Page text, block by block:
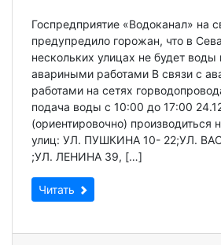
Госпредприятие «Водоканал» на
предупредило горожан, что в
нескольких улицах не будет воды
авариными работами В связи с
работами на сетях
подача воды c 10:00 до 17:00
(ориентировочно) производиться
улиц: УЛ. ПУШКИНА 10- 22;УЛ.
;УЛ. ЛЕНИНА 39, […]
Читать